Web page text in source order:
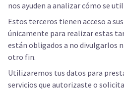
nos ayuden a analizar cómo se
Estos terceros tienen acceso a
únicamente para realizar estas
están obligados a no divulgarlos
otro fin.
Utilizaremos tus datos para
servicios que autorizaste o